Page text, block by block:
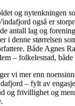
og nytenkningen
også er
antall lag og
i denne størrelsen
Både Agnes
– folkelesnad,
vi mer enn
– fylt av
og frivillighet og